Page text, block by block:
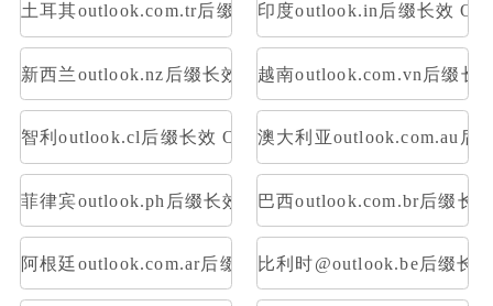
土耳其outlook.com.tr后缀长效 OAuth2令牌号 支持imap
印度outlook.in后缀长效
新西兰outlook.nz后缀长效 OAuth2令牌号 支持imap pop
越南outlook.com.vn后缀长
智利outlook.cl后缀长效 OAuth2令牌号 支持imap pop
澳大利亚outlook.com.au后
菲律宾outlook.ph后缀长效 OAuth2令牌号 支持imap pop
巴西outlook.com.br后缀长
阿根廷outlook.com.ar后缀长效 OAuth2令牌号 支持imap
比利时@outlook.be后缀长